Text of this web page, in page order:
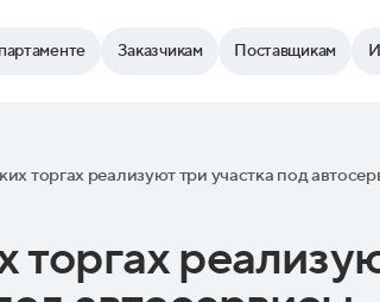
Заказчикам Поставщикам
торгах